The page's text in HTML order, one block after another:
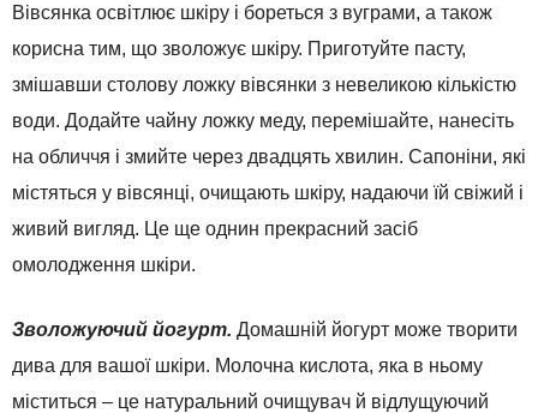
Вівсянка освітлює шкіру і бореться з вуграми, а також
корисна тим, що зволожує шкіру. Приготуйте пасту,
змішавши столову ложку вівсянки з невеликою кількістю
води. Додайте чайну ложку меду, перемішайте, нанесіть
на обличчя і змийте через двадцять хвилин. Сапоніни, які
містяться у вівсянці, очищають шкіру, надаючи їй свіжий і
живий вигляд. Це ще однин прекрасний засіб
омолодження шкіри.
Зволожуючий йогурт. Домашній йогурт може творити
дива для вашої шкіри. Молочна кислота, яка в ньому
міститься – це натуральний очищувач й відлущуючий